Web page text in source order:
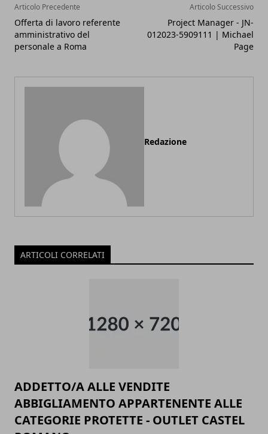
Articolo Precedente
Offerta di lavoro referente
amministrativo del
personale a Roma
Articolo Successivo
Project Manager - JN-
012023-5909111 | Michael
Page
Redazione
ARTICOLI CORRELATI
ADDETTO/A ALLE VENDITE
ABBIGLIAMENTO APPARTENENTE ALLE
CATEGORIE PROTETTE - OUTLET CASTEL